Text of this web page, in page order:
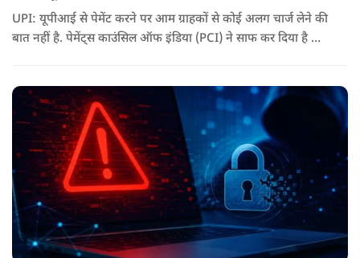
UPI: यूपीआई से पेमेंट करने पर आम ग्राहकों से कोई अलग चार्ज लेने की
बात नहीं है. पेमेंट्स काउंसिल ऑफ इंडिया (PCI) ने साफ कर दिया है कि